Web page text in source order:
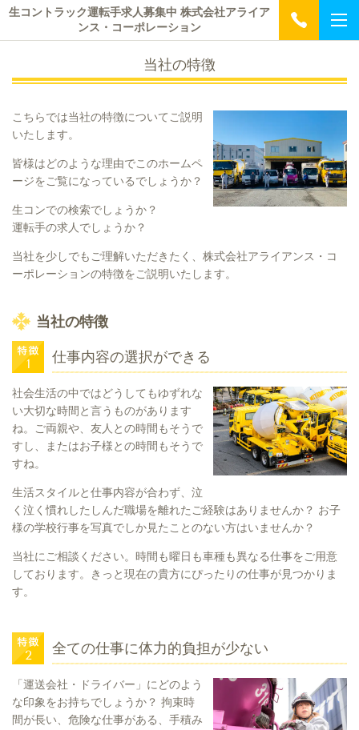
生コントラック運転手求人募集中 株式会社アライア
ンス・コーポレーション
当社の特徴
こちらでは当社の特徴についてご説明
いたします。
皆様はどのような理由でこのホームペ
ージをご覧になっているでしょうか？
生コンでの検索でしょうか？
運転手の求人でしょうか？
当社を少しでもご理解いただきたく、株式会社アライアンス・コ
ーポレーションの特徴をご説明いたします。
当社の特徴
仕事内容の選択ができる
社会生活の中ではどうしてもゆずれな
い大切な時間と言うものがあります
ね。ご両親や、友人との時間もそうで
すし、またはお子様との時間もそうで
すね。
生活スタイルと仕事内容が合わず、泣
く泣く慣れしたしんだ職場を離れたご経験はありませんか？ お子
様の学校行事を写真でしか見たことのない方はいませんか？
当社にご相談ください。時間も曜日も車種も異なる仕事をご用意
しております。きっと現在の貴方にぴったりの仕事が見つかりま
す。
全ての仕事に体力的負担が少ない
「運送会社・ドライバー」にどのよう
な印象をお持ちでしょうか？ 拘束時
間が長い、危険な仕事がある、手積み